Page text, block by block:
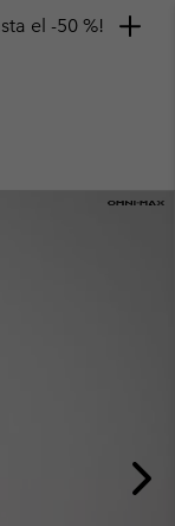
el -50 %!